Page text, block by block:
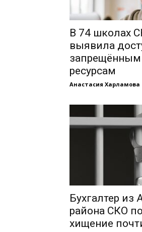
В 74 школах
выявила
запрещённым
ресурсам
Анастасия Харламова
Бухгалтер из
района СКО
хищение